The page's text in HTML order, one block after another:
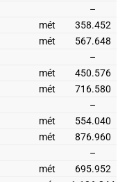
–
mét
358.452
mét
567.648
–
mét
450.576
mét
716.580
–
mét
554.040
mét
876.960
–
mét
695.952